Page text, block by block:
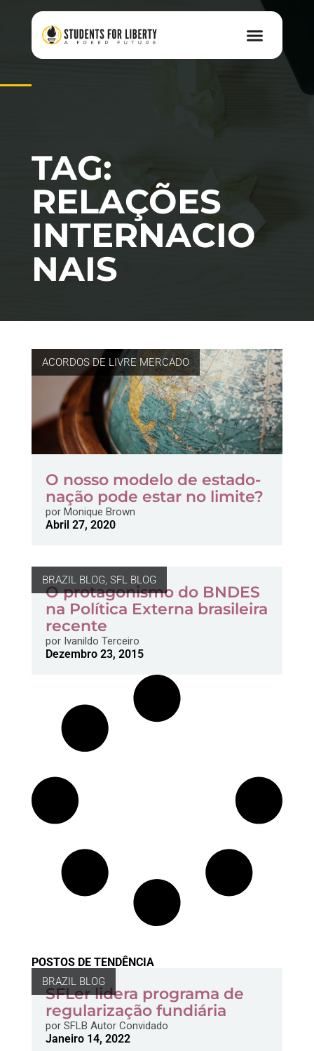
TAG:
RELAÇÕES
INTERNACIO
NAIS
ACORDOS DE LIVRE MERCADO
O nosso modelo de estado-
nação pode estar no limite?
porMonique Brown
Abril 27, 2020
BRAZIL BLOG, SFL BLOG
O protagonismo do BNDES
na Política Externa brasileira
recente
porIvanildo Terceiro
Dezembro 23, 2015
POSTOS DE TENDÊNCIA
BRAZIL BLOG
SFLer lidera programa de
regularização fundiária
porSFLB Autor Convidado
Janeiro 14, 2022